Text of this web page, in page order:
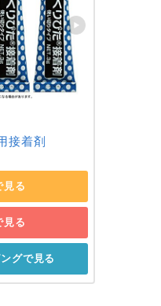
接着剤
る
見る
グで見る